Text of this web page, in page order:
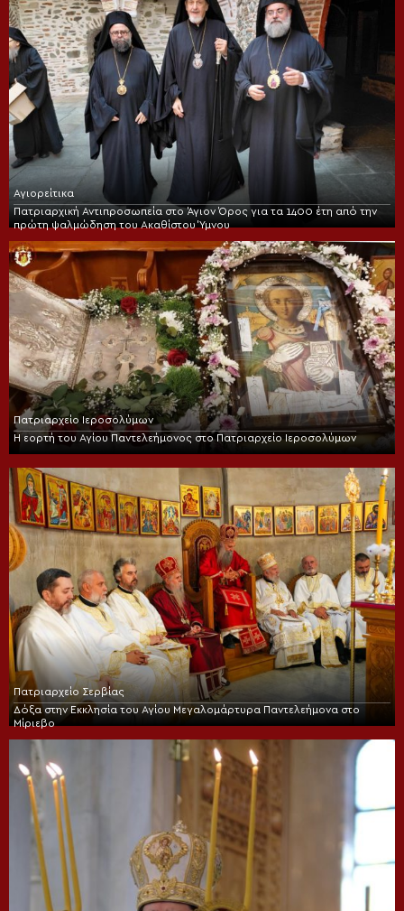
Αγιορείτικα
Πατριαρχική Αντιπροσωπεία στο Άγιον Όρος για τα 1400 έτη από την
πρώτη ψαλμώδηση του Ακαθίστου Ύμνου
Πατριαρχείο Ιεροσολύμων
Η εορτή του Αγίου Παντελεήμονος στο Πατριαρχείο Ιεροσολύμων
Πατριαρχείο Σερβίας
Δόξα στην Εκκλησία του Αγίου Μεγαλομάρτυρα Παντελεήμονα στο
Μίριεβο